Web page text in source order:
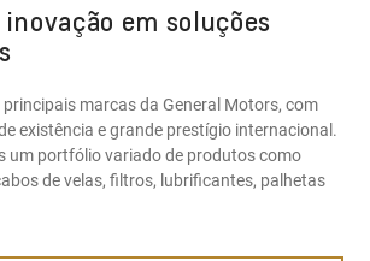
em soluções
principais marcas da General Motors, com
existência e grande prestígio internacional.
um portfólio variado de produtos como
de velas, filtros, lubrificantes, palhetas